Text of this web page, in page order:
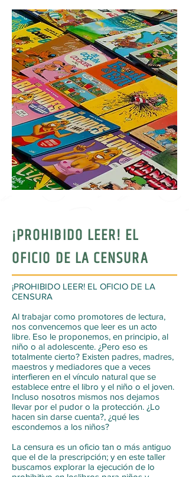
¡PROHIBIDO LEER! EL
OFICIO DE LA CENSURA
¡PROHIBIDO LEER! EL OFICIO DE LA
CENSURA
Al trabajar como promotores de lectura,
nos convencemos que leer es un acto
libre. Eso le proponemos, en principio, al
niño o al adolescente. ¿Pero eso es
totalmente cierto? Existen padres, madres,
maestros y mediadores que a veces
interfieren en el vínculo natural que se
establece entre el libro y el niño o el joven.
Incluso nosotros mismos nos dejamos
llevar por el pudor o la protección. ¿Lo
hacen sin darse cuenta?, ¿qué les
escondemos a los niños?
La censura es un oficio tan o más antiguo
que el de la prescripción; y ​en este taller ​
buscamos explorar ​la ejecución​ de lo